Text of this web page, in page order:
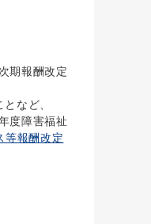
期報酬改定
など、
度障害福祉
等報酬改定